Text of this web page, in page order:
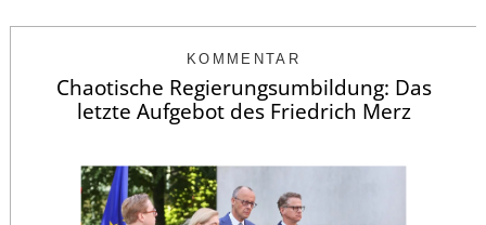
KOMMENTAR
Chaotische Regierungsumbildung: Das
letzte Aufgebot des Friedrich Merz